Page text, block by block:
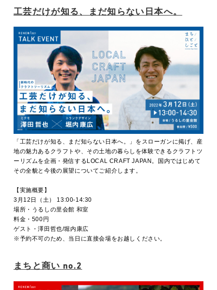
工芸だけが知る、まだ知らない日本へ。
「工芸だけが知る、まだ知らない日本へ。」をスローガンに掲げ、産
地の魅力あるクラフトや、その土地の暮らしを体験できるクラフトツ
ーリズムを企画・発信するLOCAL CRAFT JAPAN。国内ではじめて
その全貌と今後の展望についてご紹介します。
【実施概要】
3月12日（土） 13:00-14:30
場所・うるしの里会館 和室
料金・500円
ゲスト・澤田哲也/堀内康広
※予約不可のため、当日に直接会場をお越しください。
まちと商い no.2